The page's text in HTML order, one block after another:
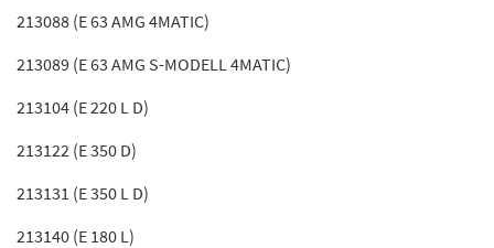
213088 (E 63 AMG 4MATIC)
213089 (E 63 AMG S-MODELL 4MATIC)
213104 (E 220 L D)
213122 (E 350 D)
213131 (E 350 L D)
213140 (E 180 L)